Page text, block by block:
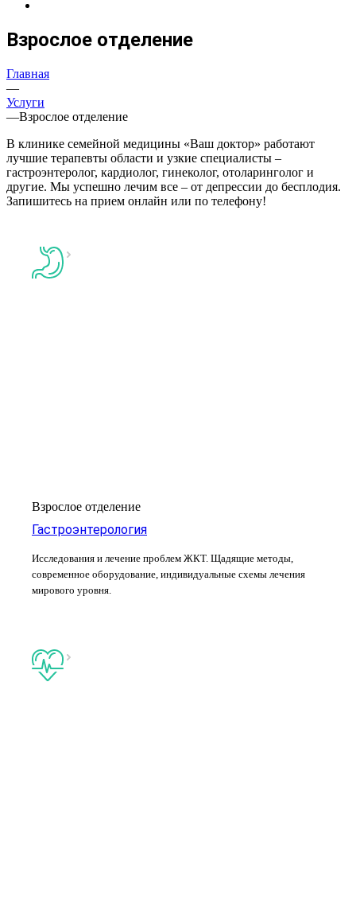
Взрослое отделение
Главная
—
Услуги
—Взрослое отделение
В клинике семейной медицины «Ваш доктор» работают
лучшие терапевты области и узкие специалисты –
гастроэнтеролог, кардиолог, гинеколог, отоларинголог и
другие. Мы успешно лечим все – от депрессии до бесплодия.
Запишитесь на прием онлайн или по телефону!
Взрослое отделение
Гастроэнтерология
Исследования и лечение проблем ЖКТ. Щадящие методы,
современное оборудование, индивидуальные схемы лечения
мирового уровня.